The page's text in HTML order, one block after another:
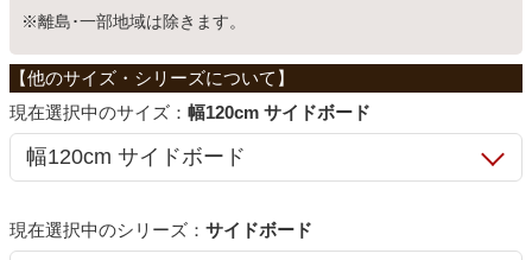
ホームオフィス
こたつ
寝具
※離島･一部地域は除きます。
サイズ： 幅120cm サイドボード
シリーズ： サイドボード